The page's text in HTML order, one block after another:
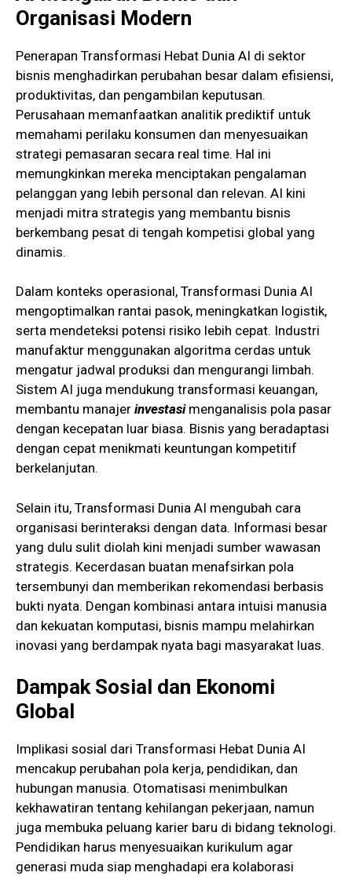
Organisasi Modern
Penerapan Transformasi Hebat Dunia AI di sektor
bisnis menghadirkan perubahan besar dalam efisiensi,
produktivitas, dan pengambilan keputusan.
Perusahaan memanfaatkan analitik prediktif untuk
memahami perilaku konsumen dan menyesuaikan
strategi pemasaran secara real time. Hal ini
memungkinkan mereka menciptakan pengalaman
pelanggan yang lebih personal dan relevan. AI kini
menjadi mitra strategis yang membantu bisnis
berkembang pesat di tengah kompetisi global yang
dinamis.
Dalam konteks operasional, Transformasi Dunia AI
mengoptimalkan rantai pasok, meningkatkan logistik,
serta mendeteksi potensi risiko lebih cepat. Industri
manufaktur menggunakan algoritma cerdas untuk
mengatur jadwal produksi dan mengurangi limbah.
Sistem AI juga mendukung transformasi keuangan,
membantu manajer investasimenganalisis pola pasar
dengan kecepatan luar biasa. Bisnis yang beradaptasi
dengan cepat menikmati keuntungan kompetitif
berkelanjutan.
Selain itu, Transformasi Dunia AI mengubah cara
organisasi berinteraksi dengan data. Informasi besar
yang dulu sulit diolah kini menjadi sumber wawasan
strategis. Kecerdasan buatan menafsirkan pola
tersembunyi dan memberikan rekomendasi berbasis
bukti nyata. Dengan kombinasi antara intuisi manusia
dan kekuatan komputasi, bisnis mampu melahirkan
inovasi yang berdampak nyata bagi masyarakat luas.
Dampak Sosial dan Ekonomi
Global
Implikasi sosial dari Transformasi Hebat Dunia AI
mencakup perubahan pola kerja, pendidikan, dan
hubungan manusia. Otomatisasi menimbulkan
kekhawatiran tentang kehilangan pekerjaan, namun
juga membuka peluang karier baru di bidang teknologi.
Pendidikan harus menyesuaikan kurikulum agar
generasi muda siap menghadapi era kolaborasi